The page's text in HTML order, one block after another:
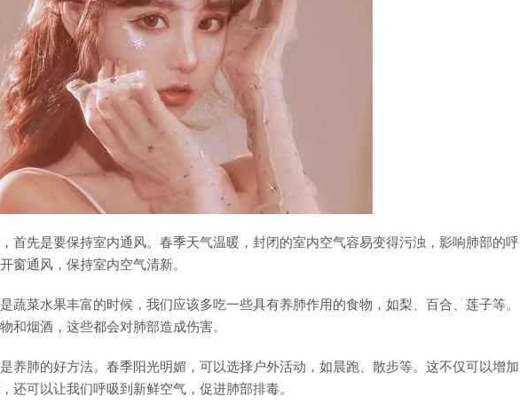
首先是要保持室内通风。春季天气温暖，封闭的室内空气容易变得污浊，影响肺部的呼
窗通风，保持室内空气清新。
蔬菜水果丰富的时候，我们应该多吃一些具有养肺作用的食物，如梨、百合、莲子等。
和烟酒，这些都会对肺部造成伤害。
养肺的好方法。春季阳光明媚，可以选择户外活动，如晨跑、散步等。这不仅可以增加
还可以让我们呼吸到新鲜空气，促进肺部排毒。